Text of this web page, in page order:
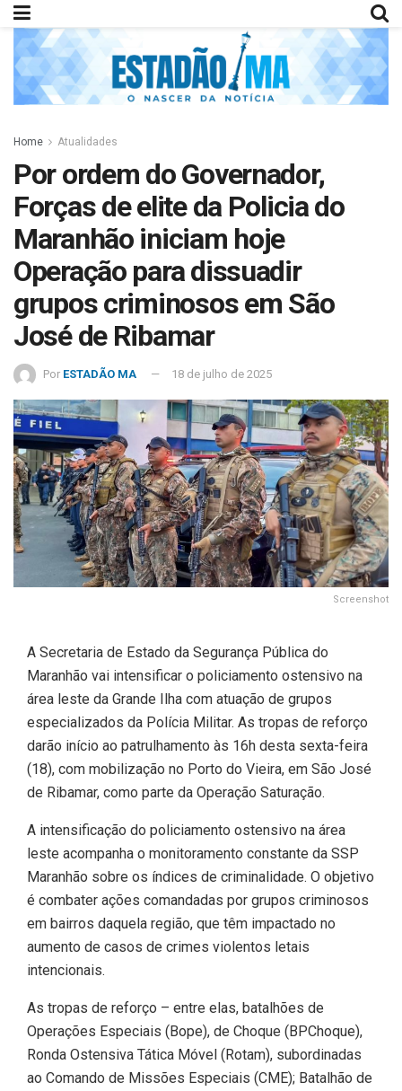
Home Atualidades
Por ordem do Governador,
Forças de elite da Policia do
Maranhão iniciam hoje
Operação para dissuadir
grupos criminosos em São
José de Ribamar
Por ESTADÃO MA 18 de julho de 2025
Screenshot
A Secretaria de Estado da Segurança Pública do
Maranhão vai intensificar o policiamento ostensivo na
área leste da Grande Ilha com atuação de grupos
especializados da Polícia Militar. As tropas de reforço
darão início ao patrulhamento às 16h desta sexta-feira
(18), com mobilização no Porto do Vieira, em São José
de Ribamar, como parte da Operação Saturação.
A intensificação do policiamento ostensivo na área
leste acompanha o monitoramento constante da SSP
Maranhão sobre os índices de criminalidade. O objetivo
é combater ações comandadas por grupos criminosos
em bairros daquela região, que têm impactado no
aumento de casos de crimes violentos letais
intencionais.
As tropas de reforço – entre elas, batalhões de
Operações Especiais (Bope), de Choque (BPChoque),
Ronda Ostensiva Tática Móvel (Rotam), subordinadas
ao Comando de Missões Especiais (CME); Batalhão de